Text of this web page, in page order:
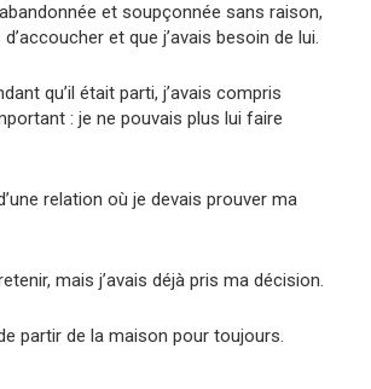
abandonnée et soupçonnée sans raison,
et que j’avais besoin de lui.
qu’il était parti, j’avais compris
: je ne pouvais plus lui faire
relation où je devais prouver ma
mais j’avais déjà pris ma décision.
partir de la maison pour toujours.